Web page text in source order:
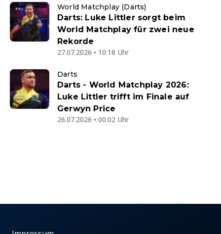
World Matchplay (Darts)
Darts: Luke Littler sorgt beim
World Matchplay für zwei neue
Rekorde
27.07.2026 • 10:18 Uhr
Darts
Darts - World Matchplay 2026:
Luke Littler trifft im Finale auf
Gerwyn Price
26.07.2026 • 00:02 Uhr